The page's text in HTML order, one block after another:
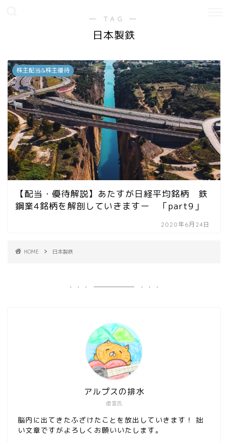
― TAG ―
日本製鉄
株主配当&株主優待
【配当・優待解説】あたすが日経平均銘柄 鉄
鋼業4銘柄を解剖していきますー 「part9」
2020年6月24日
HOME 日本製鉄
虚言氏
アルプスの排水
脳内に出てきたふざけたことを放出していきます！ 拙
い文章ですがよろしくお願いいたします。